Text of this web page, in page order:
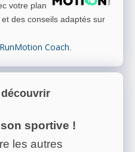
votre plan
des conseils adaptés sur
Coach.
sportive !
les autres